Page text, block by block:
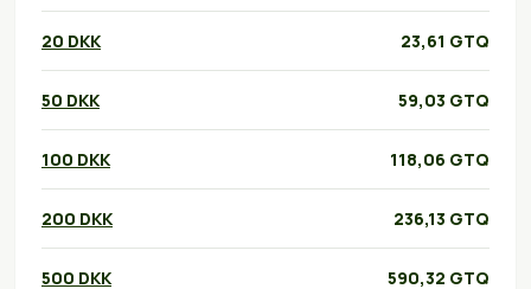
20 DKK 23,61 GTQ
50 DKK 59,03 GTQ
100 DKK 118,06 GTQ
200 DKK 236,13 GTQ
500 DKK 590,32 GTQ